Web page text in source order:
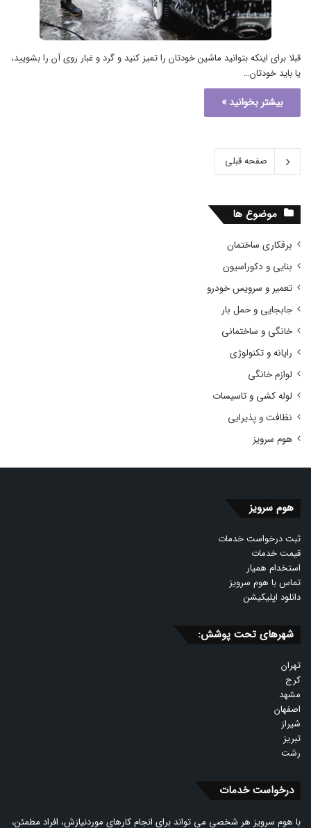
قبلا برای اینکه بتوانید ماشین خودتان را تمیز کنید و گرد و غبار روی آن را بشویید،
یا باید خودتان…
بیشتر بخوانید »
صفحه قبلی
موضوع ها
برقکاری ساختمان
بنایی و دکوراسیون
تعمیر و سرویس خودرو
جابجایی و حمل بار
خانگی و ساختمانی
رایانه و تکنولوژی
لوازم خانگی
لوله کشی و تاسیسات
نظافت و پذیرایی
هوم سرویز
هوم سرویز
ثبت درخواست خدمات
قیمت خدمات
استخدام همیار
تماس با هوم سرویز
دانلود اپلیکیشن
شهرهای تحت پوشش:
تهران
کرج
مشهد
اصفهان
شیراز
تبریز
رشت
درخواست خدمات
با هوم سرویز هر شخصی می تواند برای انجام کارهای موردنیازش، افراد مطمئن،